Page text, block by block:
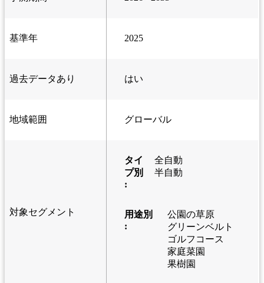
基準年 2025
過去データあり はい
地域範囲 グローバル
対象セグメント
タイ
プ別
:
全自動
半自動
用途別
:
公園の草原
グリーンベルト
ゴルフコース
家庭菜園
果樹園